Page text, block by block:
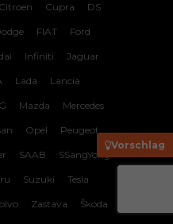
Vorschlag
Citroen Cupra DS
FIAT Ford
Infiniti Jaguar
Lada Lancia
Mazda Mercedes
Opel Peugeot
SAAB SSangYong
Suzuki Tesla
Zastava Škoda